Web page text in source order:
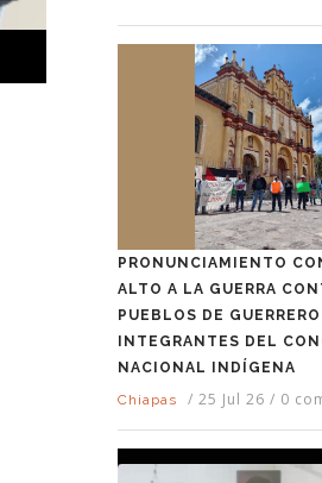
PRONUNCIAMIENTO
ALTO A LA GUERRA
PUEBLOS DE
INTEGRANTES DEL
NACIONAL INDÍGENA
Chiapas
/ 25 Jul 26 / 0